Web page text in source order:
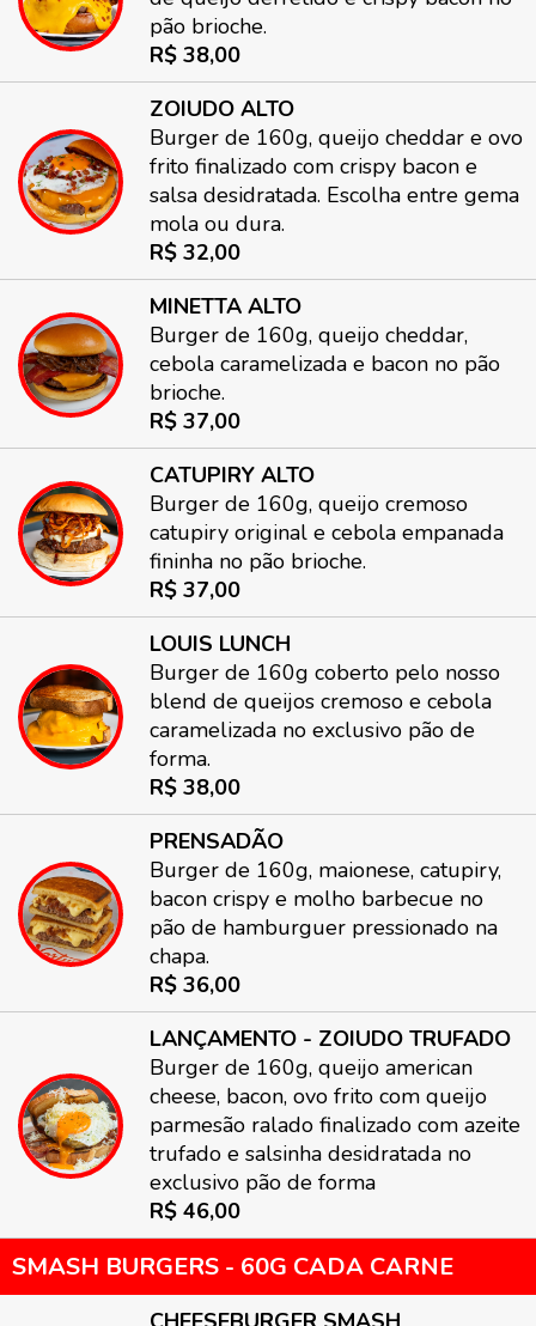
pão brioche.
R$ 38,00
ZOIUDO ALTO
Burger de 160g, queijo cheddar e ovo
frito finalizado com crispy bacon e
salsa desidratada. Escolha entre gema
mola ou dura.
R$ 32,00
MINETTA ALTO
Burger de 160g, queijo cheddar,
cebola caramelizada e bacon no pão
brioche.
R$ 37,00
CATUPIRY ALTO
Burger de 160g, queijo cremoso
catupiry original e cebola empanada
fininha no pão brioche.
R$ 37,00
LOUIS LUNCH
Burger de 160g coberto pelo nosso
blend de queijos cremoso e cebola
caramelizada no exclusivo pão de
forma.
R$ 38,00
PRENSADÃO
Burger de 160g, maionese, catupiry,
bacon crispy e molho barbecue no
pão de hamburguer pressionado na
chapa.
R$ 36,00
LANÇAMENTO - ZOIUDO TRUFADO
Burger de 160g, queijo american
cheese, bacon, ovo frito com queijo
parmesão ralado finalizado com azeite
trufado e salsinha desidratada no
exclusivo pão de forma
R$ 46,00
SMASH BURGERS - 60G CADA CARNE